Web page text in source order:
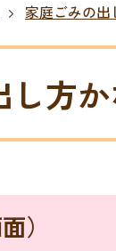
家庭ごみの出
し方
）